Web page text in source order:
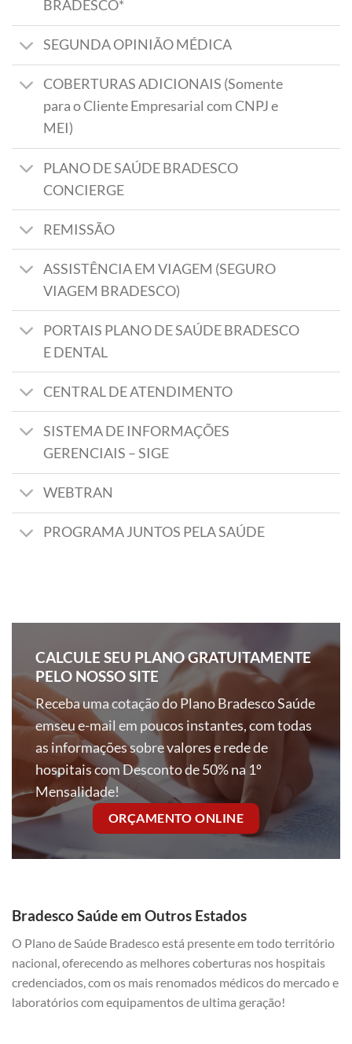
BRADESCO*
SEGUNDA OPINIÃO MÉDICA
COBERTURAS ADICIONAIS (Somente
para o Cliente Empresarial com CNPJ e
MEI)
PLANO DE SAÚDE BRADESCO
CONCIERGE
REMISSÃO
ASSISTÊNCIA EM VIAGEM (SEGURO
VIAGEM BRADESCO)
PORTAIS PLANO DE SAÚDE BRADESCO
E DENTAL
CENTRAL DE ATENDIMENTO
SISTEMA DE INFORMAÇÕES
GERENCIAIS – SIGE
WEBTRAN
PROGRAMA JUNTOS PELA SAÚDE
CALCULE SEU PLANO GRATUITAMENTE
PELO NOSSO SITE
Receba uma cotação do Plano Bradesco Saúde
emseu e-mail em poucos instantes, com todas
as informações sobre valores e rede de
hospitais com Desconto de 50% na 1º
Mensalidade!
ORÇAMENTO ONLINE
Bradesco Saúde em Outros Estados
O Plano de Saúde Bradesco está presente em todo território
nacional, oferecendo as melhores coberturas nos hospitais
credenciados, com os mais renomados médicos do mercado e
laboratórios com equipamentos de ultima geração!